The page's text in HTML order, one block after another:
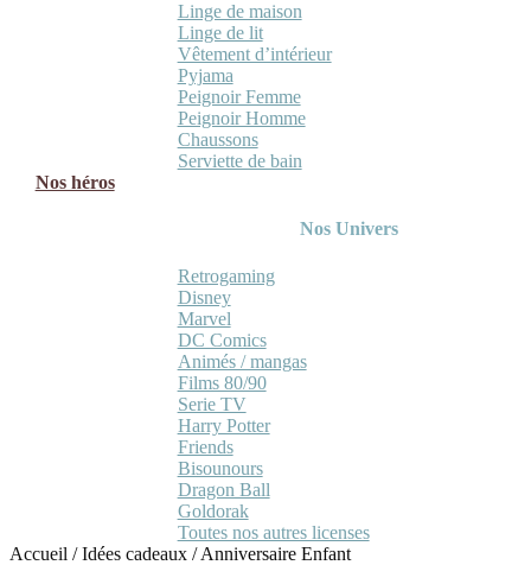
Linge de maison
Linge de lit
Vêtement d’intérieur
Pyjama
Peignoir Femme
Peignoir Homme
Chaussons
Serviette de bain
Nos héros
Nos Univers
Retrogaming
Disney
Marvel
DC Comics
Animés / mangas
Films 80/90
Serie TV
Harry Potter
Friends
Bisounours
Dragon Ball
Goldorak
Toutes nos autres licenses
Accueil /Idées cadeaux /Anniversaire Enfant